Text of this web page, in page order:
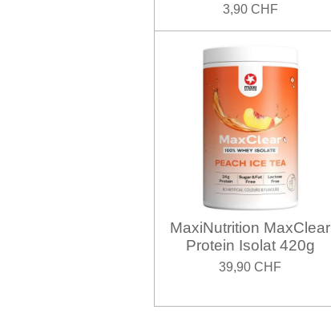
3,90 CHF
MaxiNutrition MaxClear
Protein Isolat 420g
39,90 CHF